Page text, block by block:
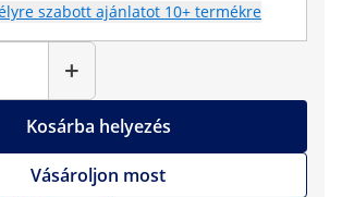
szabott ajánlatot 10+ termékre
+
Kosárba helyezés
Vásároljon most